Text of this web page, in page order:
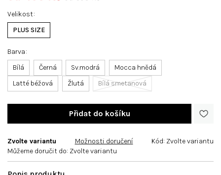
Velikost
PLUS SIZE
Barva
Bílá
Černá Sv.modrá
Mocca hnědá
Latté béžová
Žlutá Bílá smetanová
Zvolte variantu
Můžeme doručit do: Zvolte variantu
Možnosti doručení Kód: Zvolte variantu
z
hvězdiček.